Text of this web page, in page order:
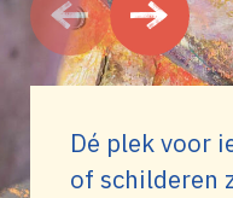
Dé plek voor
of schilderen